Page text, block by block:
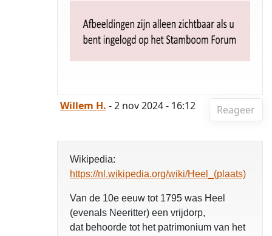
Reageer
Willem H. - 2 nov 2024 - 16:12
Wikipedia:
https://nl.wikipedia.org/wiki/Heel_(plaats)
Van de 10e eeuw tot 1795 was Heel
(evenals Neeritter) een vrijdorp,
dat behoorde tot het patrimonium van het